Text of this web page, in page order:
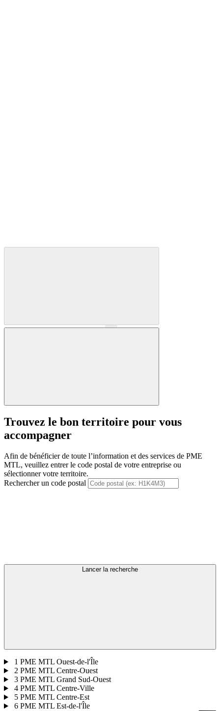
Précédent
Trouvez le bon territoire pour vous
accompagner
Afin de bénéficier de toute l’information et des services de PME
MTL, veuillez entrer le code postal de votre entreprise ou
sélectionner votre territoire.
Rechercher un code postal
Lancer la recherche
1 PME MTL Ouest-de-l'Île
2 PME MTL Centre-Ouest
3 PME MTL Grand Sud-Ouest
4 PME MTL Centre-Ville
5 PME MTL Centre-Est
6 PME MTL Est-de-l'Île